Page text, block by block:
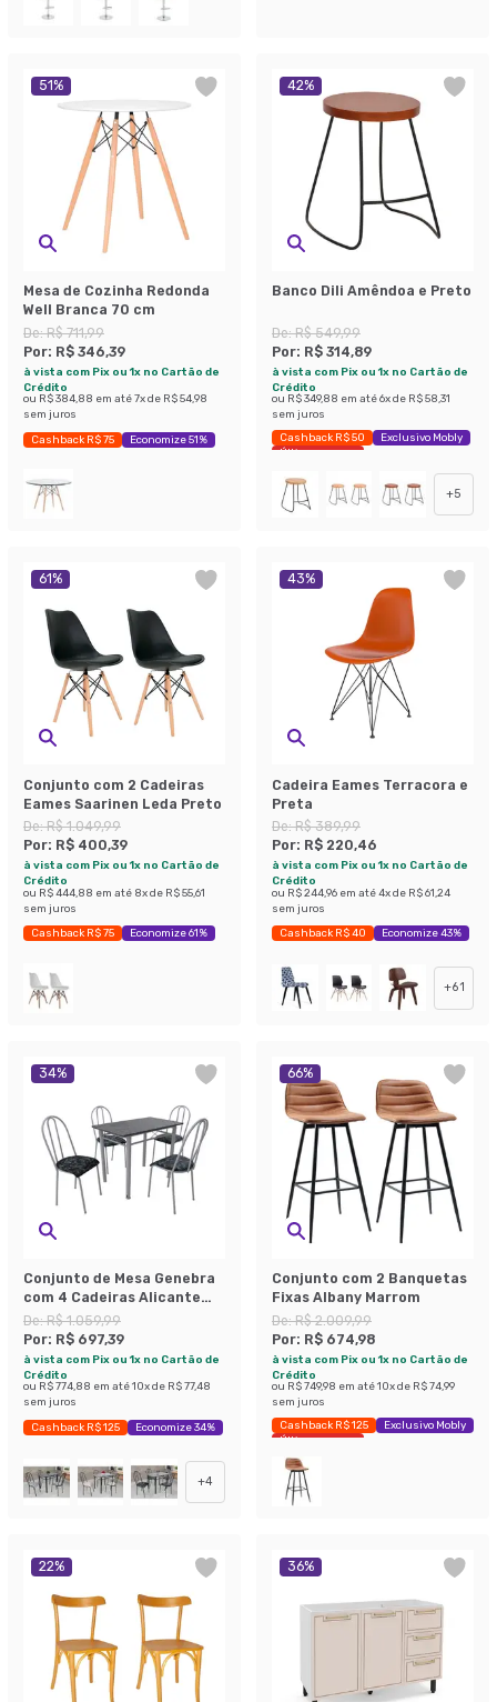
51%
Mesa de Cozinha Redonda
Well Branca 70 cm
De:R$ 711,99
Por: R$ 346,39
à vista com Pix ou 1x no Cartão de
Crédito
ou R$ 384,88 em até7x de R$ 54,98
sem juros
Cashback R$ 75 Economize 51%
42%
Banco Dili Amêndoa e Preto
De:R$ 549,99
Por: R$ 314,89
à vista com Pix ou 1x no Cartão de
Crédito
ou R$ 349,88 em até6x de R$ 58,31
sem juros
Cashback R$ 50
Exclusivo Mobly
Últimas peças
+5
61%
Conjunto com 2 Cadeiras
Eames Saarinen Leda Preto
De:R$ 1.049,99
Por: R$ 400,39
à vista com Pix ou 1x no Cartão de
Crédito
ou R$ 444,88 em até 8x de R$ 55,61
sem juros
Cashback R$ 75 Economize 61%
43%
Cadeira Eames Terracora e
Preta
De:R$ 389,99
Por: R$ 220,46
à vista com Pix ou 1x no Cartão de
Crédito
ou R$ 244,96 em até4x de R$ 61,24
sem juros
Cashback R$ 40 Economize 43%
+61
34%
Conjunto de Mesa Genebra
com 4 Cadeiras Alicante
Branco Liso e Preto Floral
De:R$ 1.059,99
Por: R$ 697,39
à vista com Pix ou 1x no Cartão de
Crédito
ou R$ 774,88 em até10x de R$ 77,48
sem juros
Cashback R$ 125 Economize 34%
+4
66%
Conjunto com 2 Banquetas
Fixas Albany Marrom
De:R$ 2.009,99
Por: R$ 674,98
à vista com Pix ou 1x no Cartão de
Crédito
ou R$ 749,98 em até10x de R$ 74,99
sem juros
Cashback R$ 125
Exclusivo Mobly
Últimas peças
22% 36%